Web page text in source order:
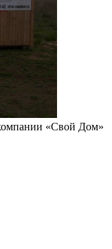
«Свой Дом»